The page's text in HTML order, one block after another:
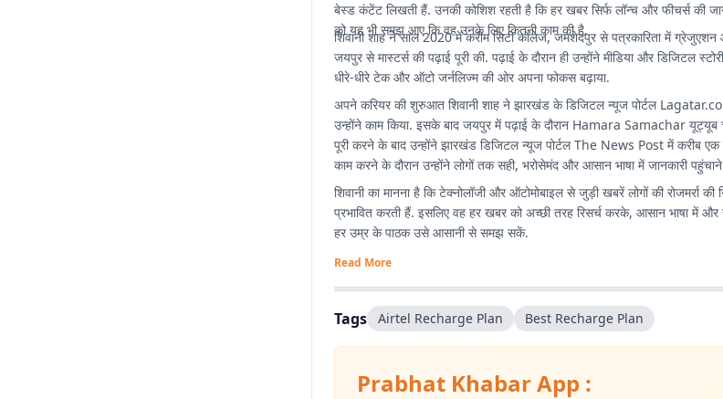
बेस्ड कंटेंट लिखती हैं. उनकी कोशिश रहती है कि हर खबर सिर्फ लॉन्च और फीचर्स की
को यह भी समझ आए कि वह उनके लिए कितनी काम की है.
शिवानी शाह ने साल 2020 में करीम सिटी कॉलेज, जमशेदपुर से पत्रकारिता में
जयपुर से मास्टर्स की पढ़ाई पूरी की. पढ़ाई के दौरान ही उन्होंने मीडिया और डिजिटल
धीरे-धीरे टेक और ऑटो जर्नलिज्म की ओर अपना फोकस बढ़ाया.
अपने करियर की शुरुआत शिवानी शाह ने झारखंड के डिजिटल न्यूज पोर्टल
उन्होंने काम किया. इसके बाद जयपुर में पढ़ाई के दौरान Hamara Samachar यूट्यूब
पूरी करने के बाद उन्होंने झारखंड डिजिटल न्यूज पोर्टल The News Post में करीब
काम करने के दौरान उन्होंने लोगों तक सही, भरोसेमंद और आसान भाषा में जानकारी
शिवानी का मानना है कि टेक्नोलॉजी और ऑटोमोबाइल से जुड़ी खबरें लोगों की रोजमर्रा
प्रभावित करती हैं. इसलिए वह हर खबर को अच्छी तरह रिसर्च करके, आसान भाषा में और
हर उम्र के पाठक उसे आसानी से समझ सकें.
Read More
Tags Airtel Recharge Plan Best Recharge Plan
Prabhat Khabar App :